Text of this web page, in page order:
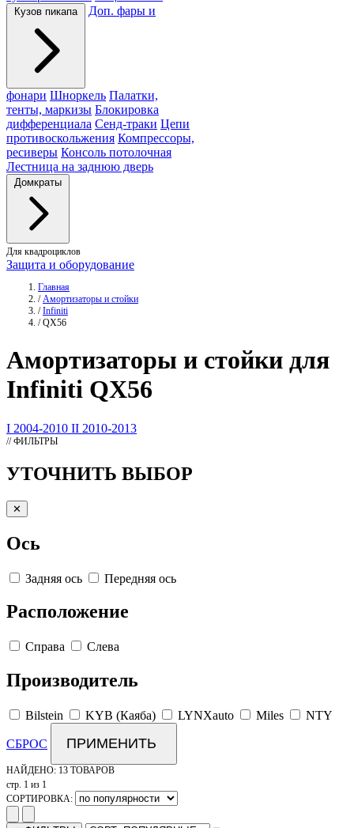
Кузов пикапа Доп. фары и
фонари Шноркель Палатки,
тенты, маркизы Блокировка
дифференциала Сенд-траки Цепи
противоскольжения Компрессоры,
ресиверы Консоль потолочная
Лестница на заднюю дверь
Домкраты
Для квадроциклов
Защита и оборудование
Главная
/ Амортизаторы и стойки
/ Infiniti
/ QX56
Амортизаторы и стойки для
Infiniti QX56
I 2004-2010 II 2010-2013
// ФИЛЬТРЫ
УТОЧНИТЬ ВЫБОР
✕
Ось
Задняя ось Передняя ось
Расположение
Справа Слева
Производитель
Bilstein KYB (Каяба) LYNXauto Miles NTY
СБРОС ПРИМЕНИТЬ
НАЙДЕНО: 13 ТОВАРОВ
стр. 1 из 1
СОРТИРОВКА: